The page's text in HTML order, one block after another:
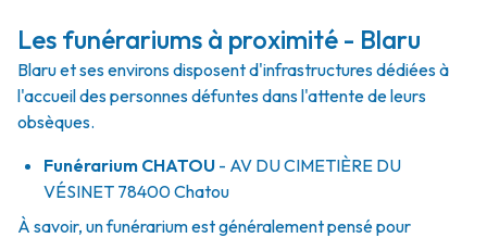
Les funérariums à proximité - Blaru
Blaru et ses environs disposent d'infrastructures dédiées à
l'accueil des personnes défuntes dans l'attente de leurs
obsèques.
Funérarium CHATOU - AV DU CIMETIÈRE DU
VÉSINET 78400Chatou
À savoir, un funérarium est généralement pensé pour